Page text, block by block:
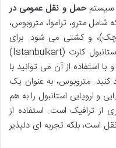
سیستمحمل و نقل عمومی در
مترو، تراموا، متروبوس،
و کشتی می شود. برای
استفاده از تمامی این وسایل، داشتن استانبول کارت (Istanbulkart)
استفاده از آن می توانید با
کنید. متروبوس، به عنوان یک
اروپایی استانبول را به هم
از ترافیک است. استفاده از
است، بلکه تجربه ای دلپذیر